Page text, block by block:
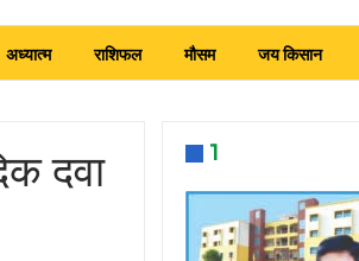
अध्यात्म राशिफल मौसम जय किसान
दवा
1